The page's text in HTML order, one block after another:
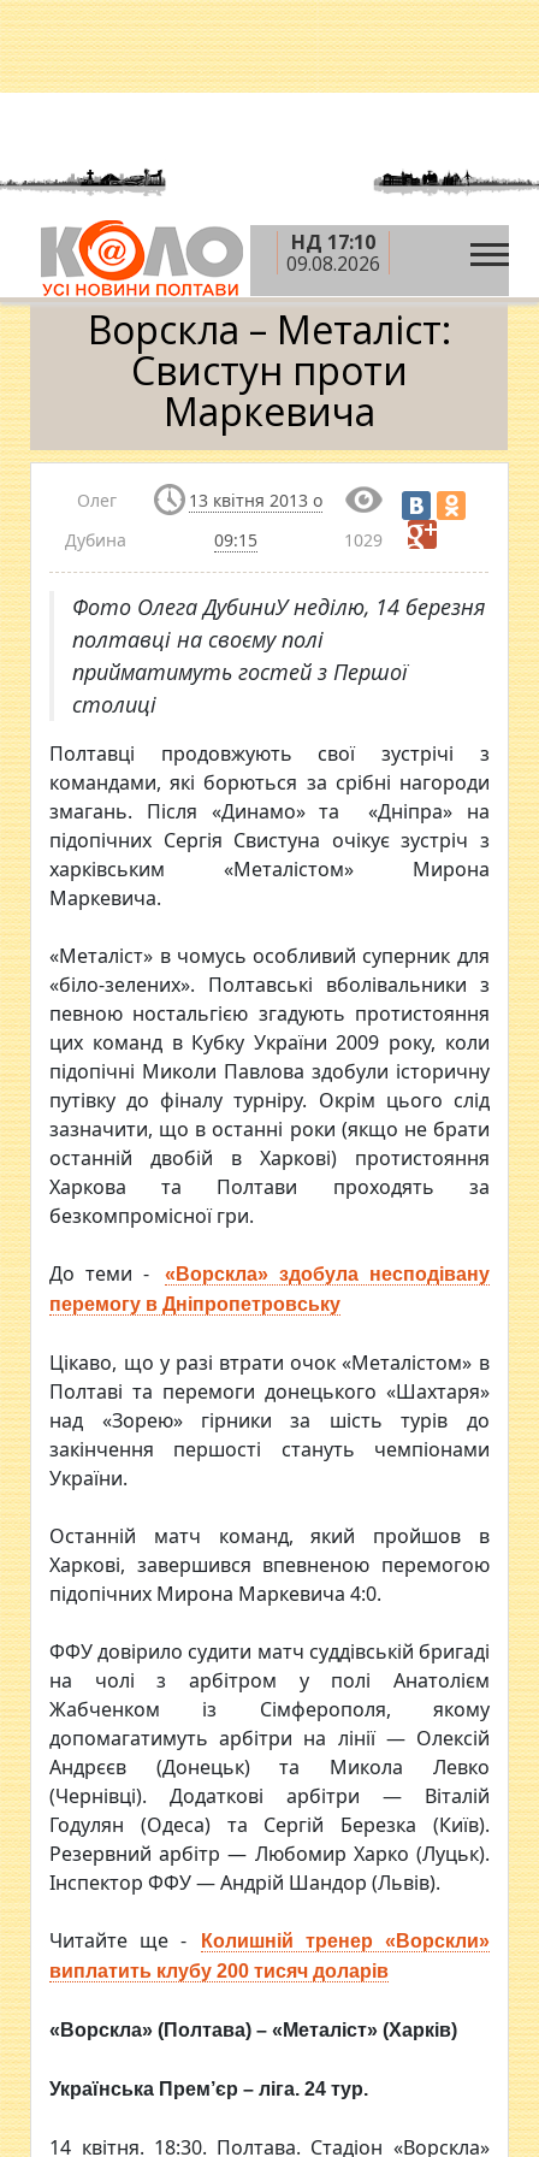
НД 17:10
09.08.2026
Головна » Новини »
Ворскла – Металіст: Свистун
проти Маркевича
Ворскла – Металіст:
Свистун проти
Маркевича
Олег
Дубина
13 квітня 2013 о
09:15
1029
Фото Олега ДубиниУ неділю, 14 березня
полтавці на своєму полі
прийматимуть гостей з Першої
столиці
Полтавці продовжують свої зустрічі з
командами, які борються за срібні нагороди
змагань. Після «Динамо» та «Дніпра» на
підопічних Сергія Свистуна очікує зустріч з
харківським «Металістом» Мирона
Маркевича.
«Металіст» в чомусь особливий суперник для
«біло-зелених». Полтавські вболівальники з
певною ностальгією згадують протистояння
цих команд в Кубку України 2009 року, коли
підопічні Миколи Павлова здобули історичну
путівку до фіналу турніру. Окрім цього слід
зазначити, що в останні роки (якщо не брати
останній двобій в Харкові) протистояння
Харкова та Полтави проходять за
безкомпромісної гри.
До теми -
«Ворскла» здобула несподівану
перемогу в Дніпропетровську
Цікаво, що у разі втрати очок «Металістом» в
Полтаві та перемоги донецького «Шахтаря»
над «Зорею» гірники за шість турів до
закінчення першості стануть чемпіонами
України.
Останній матч команд, який пройшов в
Харкові, завершився впевненою перемогою
підопічних Мирона Маркевича 4:0.
ФФУ довірило судити матч суддівській бригаді
на чолі з арбітром у полі Анатолієм
Жабченком із Сімферополя, якому
допомагатимуть арбітри на лінії ― Олексій
Андрєєв (Донецьк) та Микола Левко
(Чернівці). Додаткові арбітри ― Віталій
Годулян (Одеса) та Сергій Березка (Київ).
Резервний арбітр ― Любомир Харко (Луцьк).
Інспектор ФФУ ― Андрій Шандор (Львів).
Читайте ще -
Колишній тренер «Ворскли»
виплатить клубу 200 тисяч доларів
«Ворскла» (Полтава) – «Металіст» (Харків)
Українська Прем’єр – ліга. 24 тур.
14 квітня. 18:30. Полтава. Стадіон «Ворскла»